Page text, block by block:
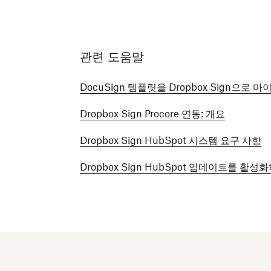
관련 도움말
DocuSign 템플릿을 Dropbox Sign으로 마
Dropbox Sign Procore 연동: 개요
Dropbox Sign HubSpot 시스템 요구 사항
Dropbox Sign HubSpot 업데이트를 활성화